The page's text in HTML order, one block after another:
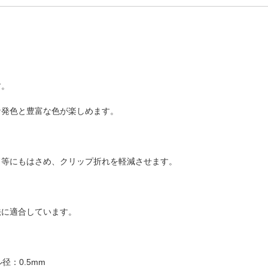
色と豊富な色が楽しめます。
にもはさめ、クリップ折れを軽減させます。
適合しています。
径：0.5mm